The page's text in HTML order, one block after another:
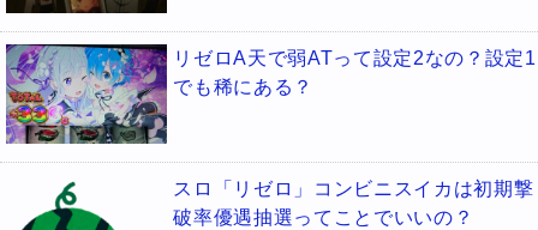
リゼロA天で弱ATって設定2なの？設定1
でも稀にある？
スロ「リゼロ」コンビニスイカは初期撃
破率優遇抽選ってことでいいの？